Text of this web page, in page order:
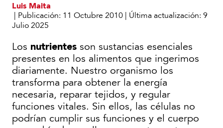
Luis Maita
| Publicación: 11 Octubre 2010 | Última actualización: 9
Julio 2025
Los nutrientes son sustancias esenciales
presentes en los alimentos que ingerimos
diariamente. Nuestro organismo los
transforma para obtener la energía
necesaria, reparar tejidos, y regular
funciones vitales. Sin ellos, las células no
podrían cumplir sus funciones y el cuerpo